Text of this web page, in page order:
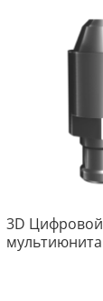
3D
мультиюнита